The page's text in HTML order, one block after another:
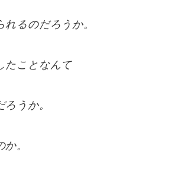
るのだろうか。
たことなんて
うか。
。